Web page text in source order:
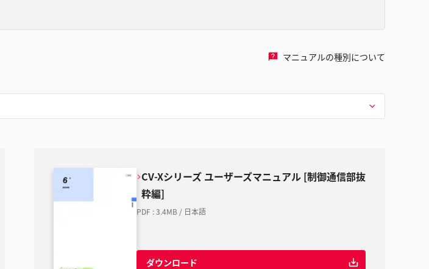
マニュアルの種別について
CV-Xシリーズ ユーザーズマニュアル [制御通信部抜
粋編]
PDF :3.4MB / 日本語
ダウンロード